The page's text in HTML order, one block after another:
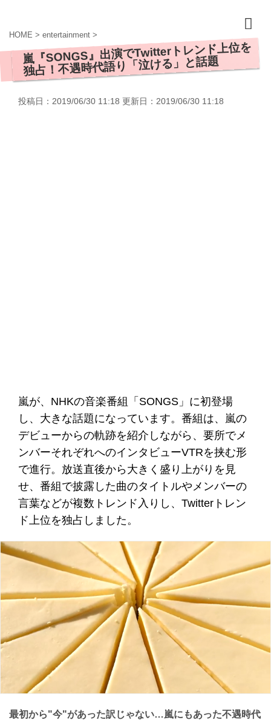
HOME > entertainment >
嵐『SONGS』出演でTwitterトレンド上位を
独占！不遇時代語り「泣ける」と話題
投稿日：2019/06/30 11:18 更新日： 2019/06/30 11:18
嵐が、NHKの音楽番組「SONGS」に初登場
し、大きな話題になっています。番組は、嵐の
デビューからの軌跡を紹介しながら、要所でメ
ンバーそれぞれへのインタビューVTRを挟む形
で進行。放送直後から大きく盛り上がりを見
せ、番組で披露した曲のタイトルやメンバーの
言葉などが複数トレンド入りし、Twitterトレン
ド上位を独占しました。
最初から"今"があった訳じゃない…嵐にもあった不遇時代